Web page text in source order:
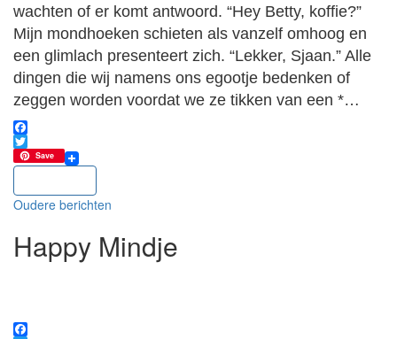
wachten of er komt antwoord. “Hey Betty, koffie?”
Mijn mondhoeken schieten als vanzelf omhoog en
een glimlach presenteert zich. “Lekker, Sjaan.” Alle
dingen die wij namens ons egootje bedenken of
zeggen worden voordat we ze tikken van een *…
Facebook
Twitter
Save
Berichtennavigatie
Oudere berichten
Happy Mindje